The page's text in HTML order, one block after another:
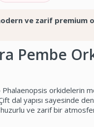
ve zarif premium
Pembe
Phalaenopsis orkidelerin
dal yapısı sayesinde
ve zarif bir